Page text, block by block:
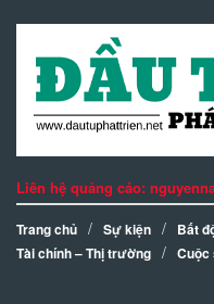
Liên hệ quảng cáo:
Trang chủ Sự kiện Bất
Tài chính – Thị trường
Cuộc